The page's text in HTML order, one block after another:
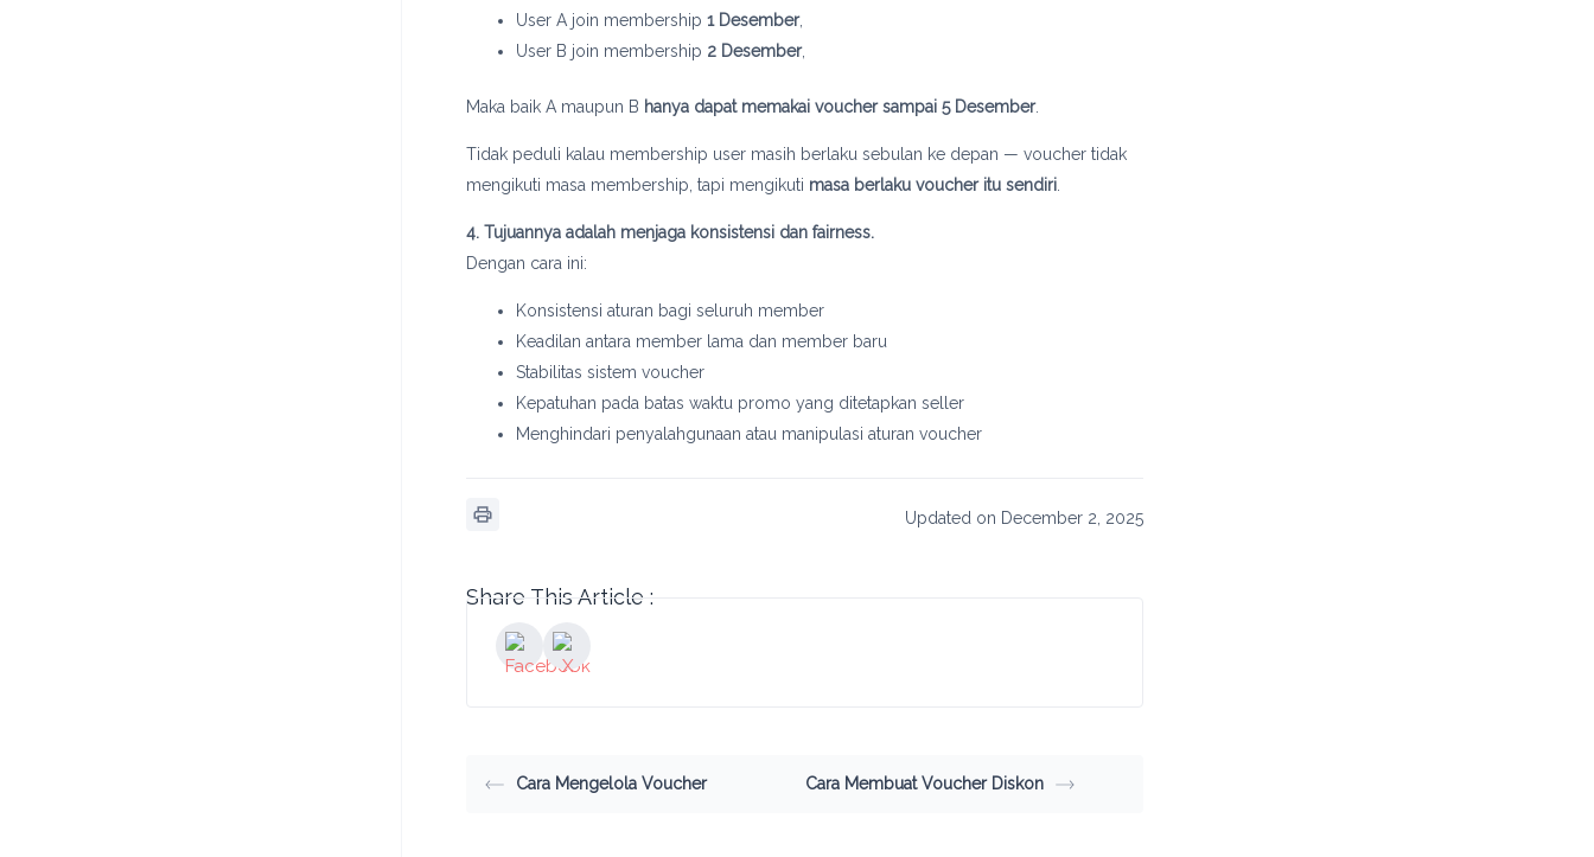
User A join membership1 Desember,
User B join membership 2 Desember,
Maka baik A maupun B hanya dapat memakai voucher sampai 5 Desember.
Tidak peduli kalau membership user masih berlaku sebulan ke depan — voucher tidak
mengikuti masa membership, tapi mengikuti masa berlaku voucher itu sendiri
4. Tujuannya adalah menjaga konsistensi dan fairness.
Dengan cara ini:
Konsistensi aturan bagi seluruh member
Keadilan antara member lama dan member baru
Stabilitas sistem voucher
Kepatuhan pada batas waktu promo yang ditetapkan seller
Menghindari penyalahgunaan atau manipulasi aturan voucher
Updated on December 2, 2025
Share This Article :
Cara Mengelola Voucher Cara Membuat Voucher Diskon